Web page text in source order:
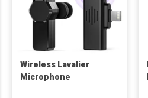
Wireless Lavalier
Microphone